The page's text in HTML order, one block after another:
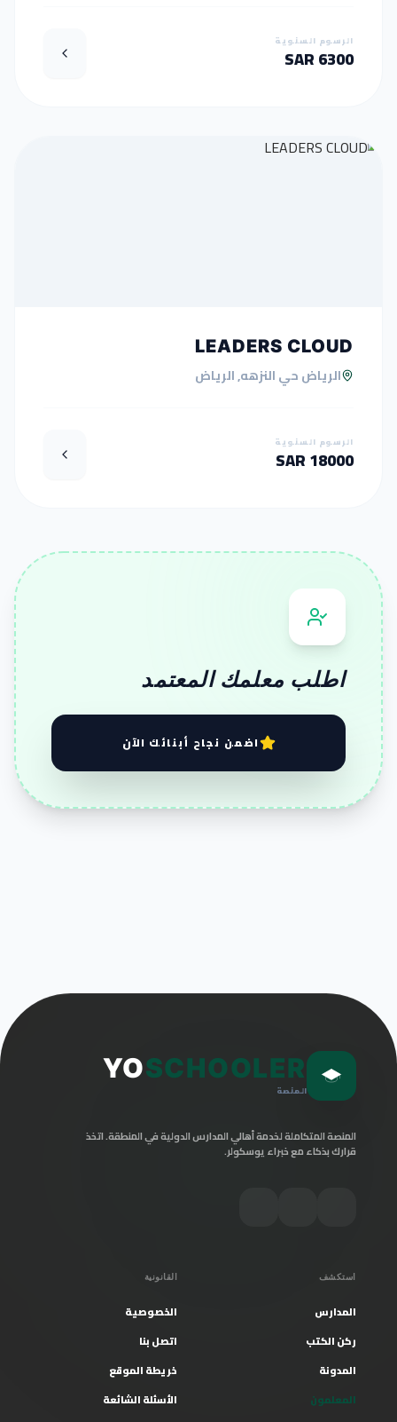
الرسوم السنوية
6300 SAR
LEADERS CLOUD
الرياض حي النزهه, الرياض
الرسوم السنوية
18000 SAR
اطلب معلمك المعتمد
اضمن نجاح أبنائك الآن
YOSCHOOLER
المنصة
المنصة المتكاملة لخدمة أهالي المدارس الدولية في المنطقة. اتخذ
قرارك بذكاء مع خبراء يوسكولر.
استكشف
المدارس
ركن الكتب
المدونة
المعلمون
القانونية
الخصوصية
اتصل بنا
خريطة الموقع
الأسئلة الشائعة